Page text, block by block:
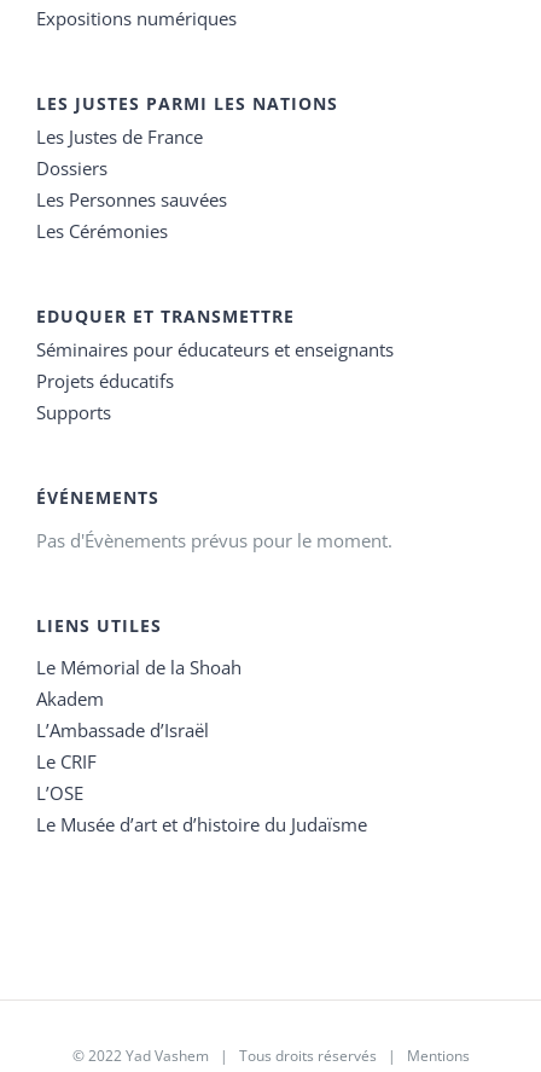
Expositions numériques
LES JUSTES PARMI LES NATIONS
Les Justes de France
Dossiers
Les Personnes sauvées
Les Cérémonies
EDUQUER ET TRANSMETTRE
Séminaires pour éducateurs et enseignants
Projets éducatifs
Supports
ÉVÉNEMENTS
Pas d'Évènements prévus pour le moment.
LIENS UTILES
Le Mémorial de la Shoah
Akadem
L’Ambassade d’Israël
Le CRIF
L’OSE
Le Musée d’art et d’histoire du Judaïsme
© 2022 Yad Vashem | Tous droits réservés | Mentions